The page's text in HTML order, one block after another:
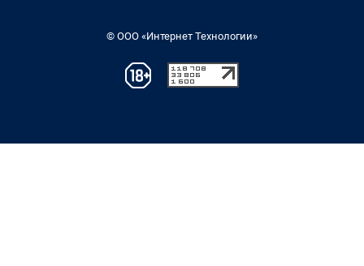
© ООО «Интернет Технологии»